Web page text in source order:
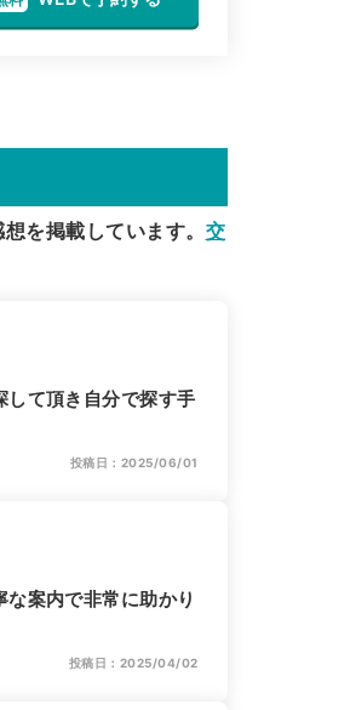
を掲載しています。 交
て頂き自分で探す手
投稿日：2025/06/01
案内で非常に助かり
投稿日：2025/04/02